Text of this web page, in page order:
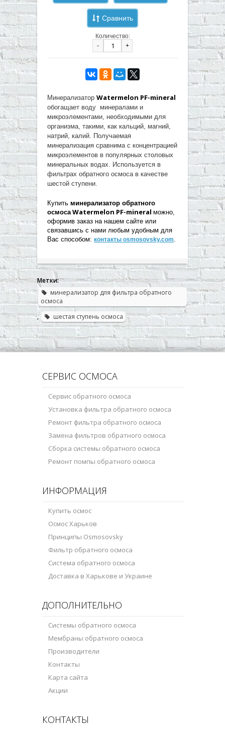
Сравнить
Количество:
-
+
Минерализатор Watermelon PF-mineral
обогащает воду минералами и
микроэлементами, необходимыми для
организма, такими, как кальций, магний,
натрий, калий. Получаемая
минерализация сравнима с концентрацией
микроэлементов в популярных столовых
минеральных водах. Используется в
фильтрах обратного осмоса в качестве
шестой ступени.
Купить минерализатор обратного
осмоса Watermelon PF-mineral можно,
оформив заказ на нашем сайте или
связавшись с нами любым удобным для
Вас способом: контакты osmosovsky.com
Метки:
минерализатор для фильтра обратного
осмоса
,
шестая ступень осмоса
СЕРВИС ОСМОСА
Сервис обратного осмоса
Установка фильтра обратного осмоса
Ремонт фильтра обратного осмоса
Замена фильтров обратного осмоса
Сборка системы обратного осмоса
Ремонт помпы обратного осмоса
ИНФОРМАЦИЯ
Купить осмос
Осмос Харьков
Принципы Osmosovsky
Фильтр обратного осмоса
Система обратного осмоса
Доставка в Харькове и Украине
ДОПОЛНИТЕЛЬНО
Системы обратного осмоса
Мембраны обратного осмоса
Производители
Контакты
Карта сайта
Акции
КОНТАКТЫ